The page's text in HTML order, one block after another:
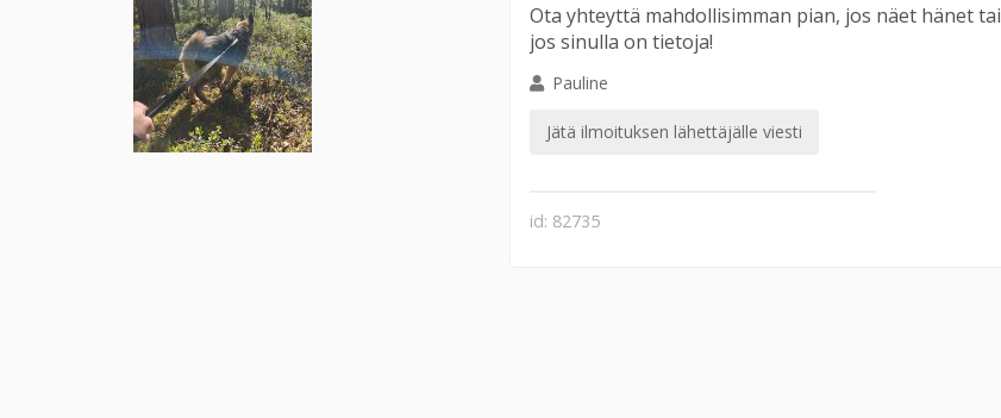
Ota yhteyttä mahdollisimman pian, jos näet hänet tai
jos sinulla on tietoja!
Pauline
Jätä ilmoituksen lähettäjälle viesti
id: 82735